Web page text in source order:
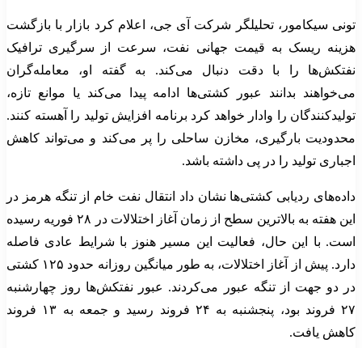
تونی سیکامور، تحلیلگر شرکت آی جی، اعلام کرد بازار با بازگشت
هزینه ریسک به قیمت جهانی نفت، سرعت از سرگیری ترافیک
نفتکش‌ها را با دقت دنبال می‌کند. به گفته او، معامله‌گران
می‌خواهند بدانند عبور کشتی‌ها ادامه پیدا می‌کند یا موانع تازه،
تولیدکنندگان را وادار خواهد کرد برنامه افزایش تولید را آهسته کنند.
محدودیت بارگیری، مخازن ساحلی را پر می‌کند و می‌تواند کاهش
اجباری تولید را در پی داشته باشد.
داده‌های ردیابی کشتی‌ها نشان داد انتقال نفت خام از تنگه هرمز در
این هفته به بالاترین سطح از زمان آغاز اختلالات در ۲۸ فوریه رسیده
است. با این حال، فعالیت این مسیر هنوز با شرایط عادی فاصله
دارد. پیش از آغاز اختلالات، به طور میانگین روزانه حدود ۱۲۵ کشتی
در دو جهت از تنگه عبور می‌کردند. عبور نفتکش‌ها روز چهارشنبه
۲۷ فروند بود، پنجشنبه به ۲۴ فروند رسید و جمعه به ۱۳ فروند
کاهش یافت.